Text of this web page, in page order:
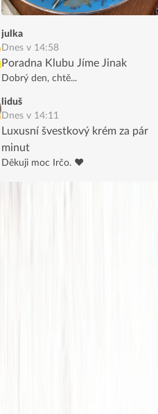
julka
Dnes v 14:58
Poradna Klubu Jíme Jinak
Dobrý den, chtě...
liduš
Dnes v 14:11
Luxusní švestkový krém za pár
minut
Děkuji moc Irčo. ❤️